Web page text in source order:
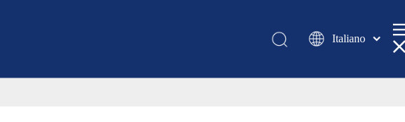
Italiano
românesc